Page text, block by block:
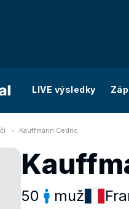
LIVE výsledky
Kauffmann Cedric
50 muž